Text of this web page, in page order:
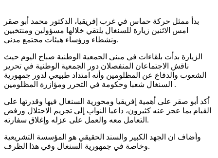
بدأ ممثل حركة حماس في غرب إفريقيا، الدكتور محمد أبو صقر
امس الاثنين زيارة للسنغال يلتقي خلالها مسؤولين ومنتخبين
ونشطاء ورؤساء هيئات مجتمع مدني.
الزيارة بدأت بلقاءات في مبنى الجمعية الوطنية صباح اليوم حيث
ناقش الاجتماعان المنفصلان دور الجمعية الوطنية في تحرير
الشعوب والدفاع عن المظلومين وأنه امتداد طبيعي لدور جمهورية
السنغال شعبا وحكومة في التحرر ومؤازرة المظلومين .
أكد أبو صقر على أهمية إفريقيا ومحورية السنغال فيها وقدرتها على
القيام بما عجز عنه كثيرون، داعيا النواب إلى تجريم الاحتلال ورفض
التعامل معه والعمل على عزله وإغلاق سفارته.
وأضاف ان الجهد الكبير والسند الحقيقي هو المؤسسة التشريعية
وخاصة في جمهورية السنغال وفي هذا الظرف.